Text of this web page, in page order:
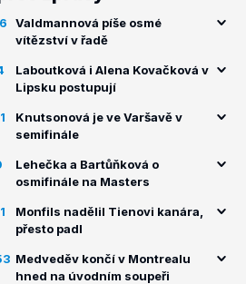
Valdmannová píše osmé
vítězství v řadě
Laboutková i Alena Kovačková v
Lipsku postupují
Knutsonová je ve Varšavě v
semifinále
Lehečka a Bartůňková o
osmifinále na Masters
Monfils nadělil Tienovi kanára,
přesto padl
Medveděv končí v Montrealu
hned na úvodním soupeři